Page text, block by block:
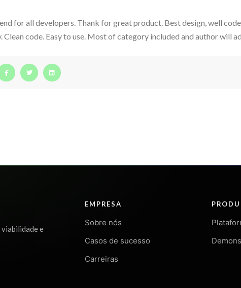
for all developers. Thank for great product. Best design, well
Clean code. Easy to use. Most of category included and author will
e
EMPRESA
Sobre nós
Casos de sucesso
Carreiras